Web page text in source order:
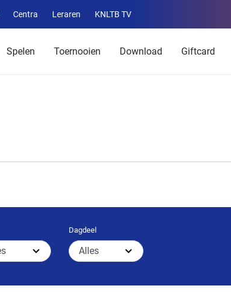
Centra Leraren KNLTB TV
Service
menu
Spelen Toernooien Download Giftcard
Dagdeel